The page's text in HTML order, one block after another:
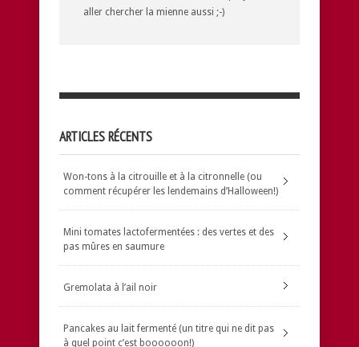
aller chercher la mienne aussi ;-)
ARTICLES RÉCENTS
Won-tons à la citrouille et à la citronnelle (ou
comment récupérer les lendemains d’Halloween!)
Mini tomates lactofermentées : des vertes et des
pas mûres en saumure
Gremolata à l’ail noir
Pancakes au lait fermenté (un titre qui ne dit pas
à quel point c’est boooooon!)